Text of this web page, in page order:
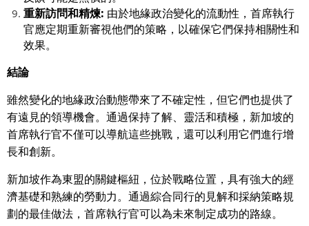
重新訪問和精煉: 由於地緣政治變化的流動性，首席執行
官應定期重新審視他們的策略，以確保它們保持相關性和
效果。
結論
雖然變化的地緣政治動態帶來了不確定性，但它們也提供了
有遠見的領導機會。通過保持了解、靈活和積極，新加坡的
首席執行官不僅可以導航這些挑戰，還可以利用它們進行增
長和創新。
新加坡作為東盟的關鍵樞紐，位於戰略位置，具有強大的經
濟基礎和熟練的勞動力。通過綜合同行的見解和採納策略規
劃的最佳做法，首席執行官可以為未來制定成功的路線。